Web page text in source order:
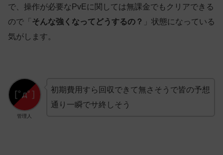
で、操作が必要なPvEに関しては無課金でもクリアできる
ので「 そんな強くなってどうするの？ 」状態になっている
気がします。
管理人
初期費用すら回収できて無さそうで皆の予想
通り一瞬でサ終しそう